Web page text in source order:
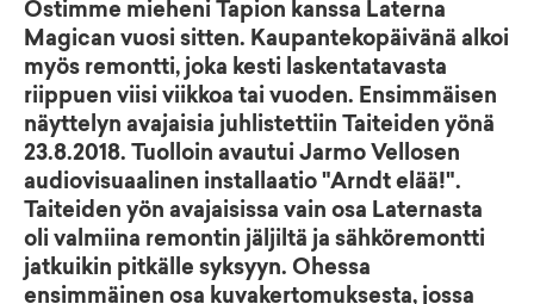
Ostimme mieheni Tapion kanssa Laterna
Magican vuosi sitten. Kaupantekopäivänä alkoi
myös remontti, joka kesti laskentatavasta
riippuen viisi viikkoa tai vuoden. Ensimmäisen
näyttelyn avajaisia juhlistettiin Taiteiden yönä
23.8.2018. Tuolloin avautui Jarmo Vellosen
audiovisuaalinen installaatio "Arndt elää!".
Taiteiden yön avajaisissa vain osa Laternasta
oli valmiina remontin jäljiltä ja sähköremontti
jatkuikin pitkälle syksyyn. Ohessa
ensimmäinen osa kuvakertomuksesta, jossa